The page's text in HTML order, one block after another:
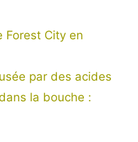
Forest City en
par des acides
la bouche :